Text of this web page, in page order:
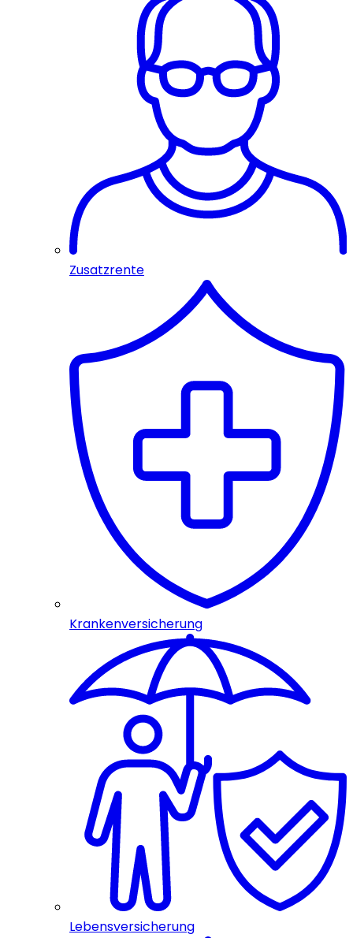
Zusatzrente
Krankenversicherung
Lebensversicherung